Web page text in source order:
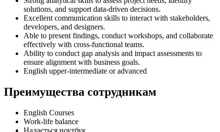
solutions, and support data-driven decisions.
Excellent communication skills to interact with stakeholders,
developers, and designers.
Able to present findings, conduct workshops, and collaborate
effectively with cross-functional teams.
Ability to conduct gap analysis and impact assessments to
ensure alignment with business goals.
English upper-intermediate or advanced
Преимущества сотрудникам
English Courses
Work-life balance